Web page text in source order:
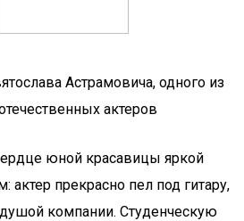
Астрамовича, одного из
актеров
юной красавицы яркой
актер прекрасно пел под гитару,
компании. Студенческую